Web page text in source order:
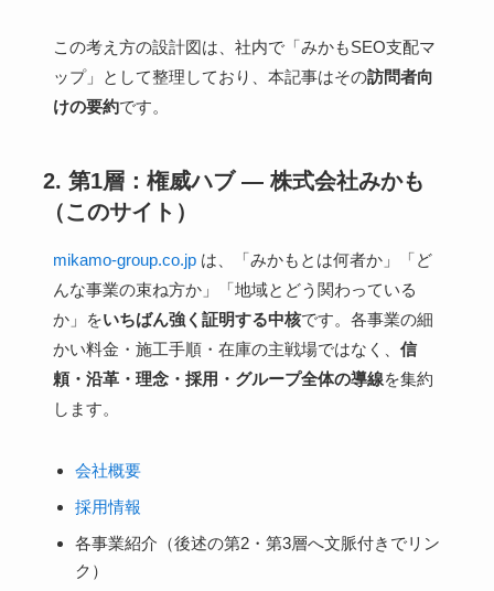
この考え方の設計図は、社内で「みかもSEO支配マ
ップ」として整理しており、本記事はその訪問者向
けの要約です。
2. 第1層：権威ハブ — 株式会社みかも
（このサイト）
mikamo-group.co.jp は、「みかもとは何者か」「ど
んな事業の束ね方か」「地域とどう関わっている
か」をいちばん強く証明する中核です。各事業の細
かい料金・施工手順・在庫の主戦場ではなく、 信
頼・沿革・理念・採用・グループ全体の導線を集約
します。
会社概要
採用情報
各事業紹介（後述の第2・第3層へ文脈付きでリン
ク）